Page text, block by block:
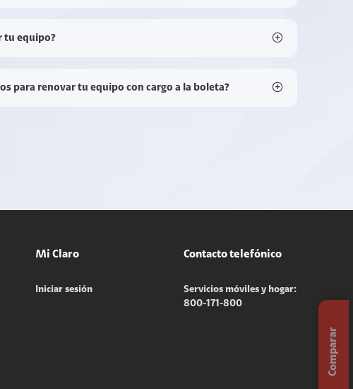
tu equipo?
para renovar tu equipo con cargo a la boleta?
Mi Claro
Iniciar sesión
Contacto telefónico
Servicios móviles y hogar:
800-171-800